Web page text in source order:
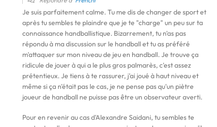
Je suis parfaitement calme. Tu me dis de changer de sport et
après tu sembles te plaindre que je te "charge" un peu sur ta
connaissance handballistique. Bizarrement, tu n'as pas
répondu à ma discussion sur le handball et tu as préféré
m'attaquer sur mon niveau de jeu en handball. Je trouve ça
ridicule de jouer à qui a le plus gros palmarès, c'est assez
prétentieux. Je tiens à te rassurer, j'ai joué à haut niveau et
même si ça n'était pas le cas, je ne pense pas qu'un piètre
joueur de handball ne puisse pas être un observateur averti.
Pour en revenir au cas d'Alexandre Saidani, tu sembles te